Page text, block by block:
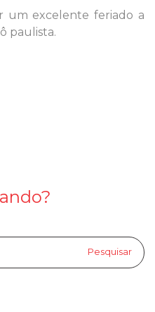
um excelente feriado a
paulista.